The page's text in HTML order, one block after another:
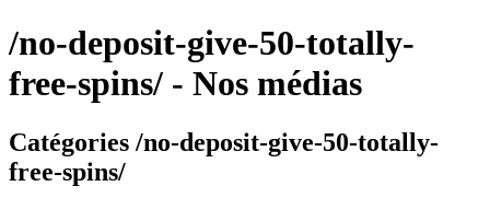
/no-deposit-give-50-totally-
free-spins/ - Nos médias
Catégories /no-deposit-give-50-totally-
free-spins/